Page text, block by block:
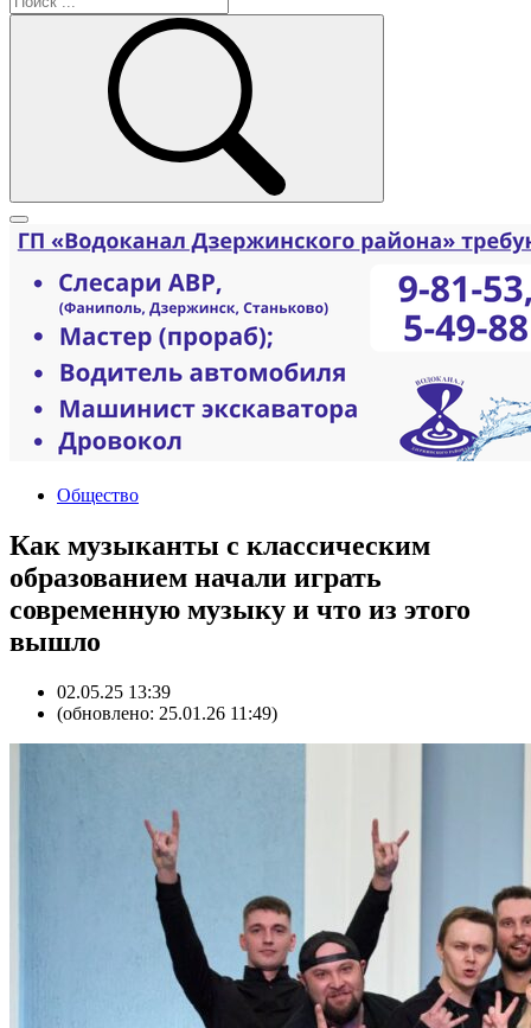
Общество
Как музыканты с классическим
образованием начали играть
современную музыку и что из этого
вышло
02.05.25 13:39
(обновлено: 25.01.26 11:49)